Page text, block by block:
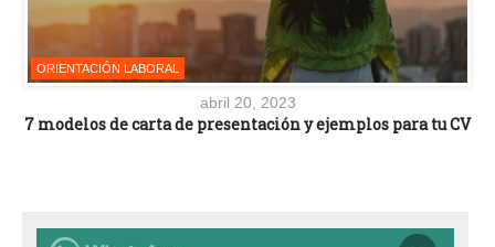
ORIENTACIÓN LABORAL
abril 20, 2023
7 modelos de carta de presentación y ejemplos para tu CV